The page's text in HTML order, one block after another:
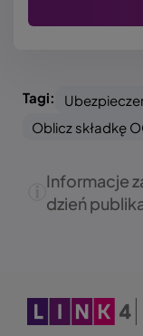
Tagi:
Oblicz składkę
Informacje
dzień
Obraz